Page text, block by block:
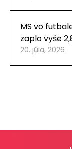
MS vo
zaplo vyše
20. júla, 2026